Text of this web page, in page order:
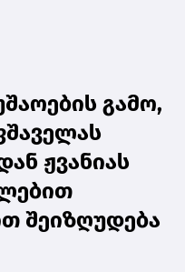
გამო,
ჟვანიას
შეიზღუდება